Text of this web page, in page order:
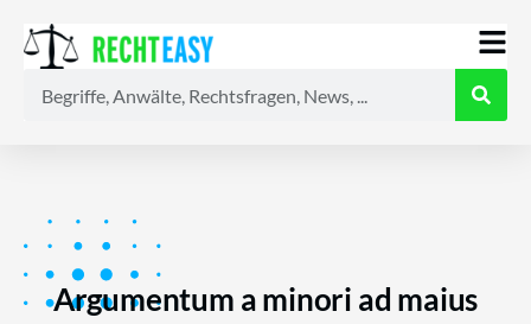
Argumentum a minori ad maius